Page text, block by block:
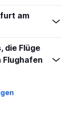
am
die Flüge
Flughafen